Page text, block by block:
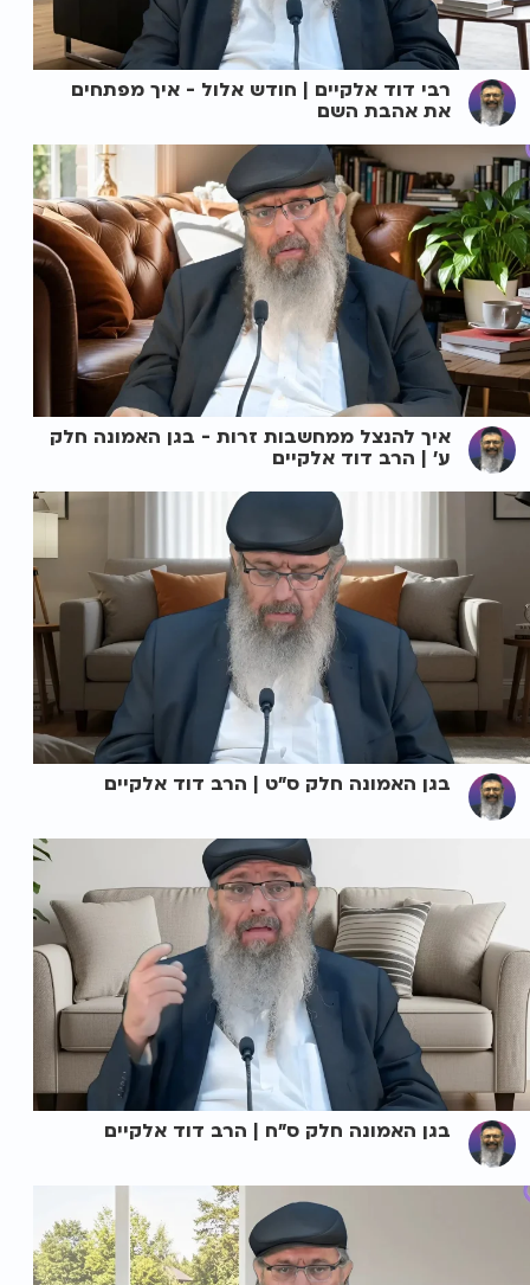
רבי דוד אלקיים | חודש אלול - איך מפתחים
את אהבת השם
איך להנצל ממחשבות זרות - בגן האמונה חלק
ע' | הרב דוד אלקיים
בגן האמונה חלק ס"ט | הרב דוד אלקיים
בגן האמונה חלק ס"ח | הרב דוד אלקיים